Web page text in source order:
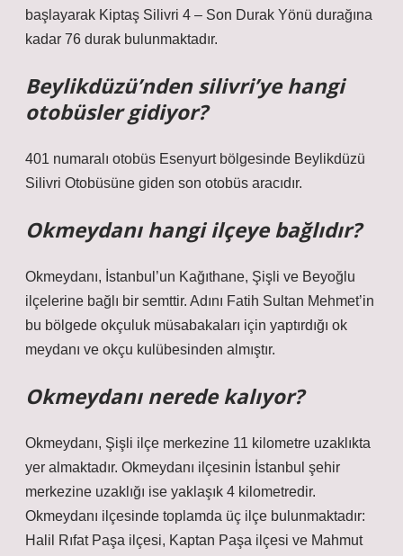
başlayarak Kiptaş Silivri 4 – Son Durak Yönü durağına
kadar 76 durak bulunmaktadır.
Beylikdüzü’nden silivri’ye hangi
otobüsler gidiyor?
401 numaralı otobüs Esenyurt bölgesinde Beylikdüzü
Silivri Otobüsüne giden son otobüs aracıdır.
Okmeydanı hangi ilçeye bağlıdır?
Okmeydanı, İstanbul’un Kağıthane, Şişli ve Beyoğlu
ilçelerine bağlı bir semttir. Adını Fatih Sultan Mehmet’in
bu bölgede okçuluk müsabakaları için yaptırdığı ok
meydanı ve okçu kulübesinden almıştır.
Okmeydanı nerede kalıyor?
Okmeydanı, Şişli ilçe merkezine 11 kilometre uzaklıkta
yer almaktadır. Okmeydanı ilçesinin İstanbul şehir
merkezine uzaklığı ise yaklaşık 4 kilometredir.
Okmeydanı ilçesinde toplamda üç ilçe bulunmaktadır:
Halil Rıfat Paşa ilçesi, Kaptan Paşa ilçesi ve Mahmut